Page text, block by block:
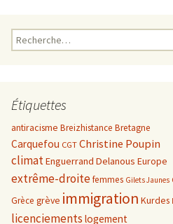
Rechercher :
Étiquettes
antiracisme Breizhistance Bretagne
Carquefou CGTChristine Poupin
climatEnguerrand Delanous Europe
extrême-droitefemmes Gilets Jaunes
Grèce grève immigration Kurdes
licenciements logement